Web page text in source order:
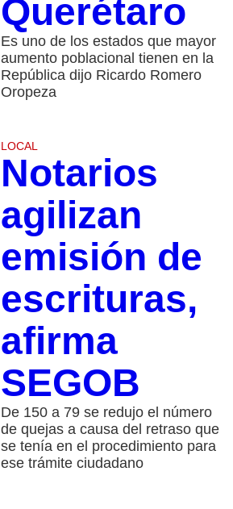
Querétaro
Es uno de los estados que mayor
aumento poblacional tienen en la
República dijo Ricardo Romero
Oropeza
LOCAL
Notarios
agilizan
emisión de
escrituras,
afirma
SEGOB
De 150 a 79 se redujo el número
de quejas a causa del retraso que
se tenía en el procedimiento para
ese trámite ciudadano